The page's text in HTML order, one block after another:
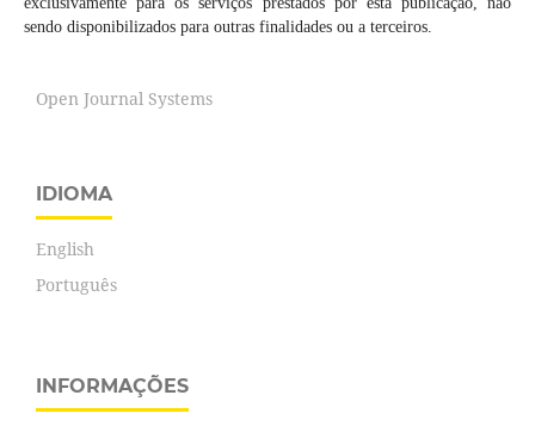
sendo disponibilizados para outras finalidades ou a terceiros.
Open Journal Systems
IDIOMA
English
Português
INFORMAÇÕES